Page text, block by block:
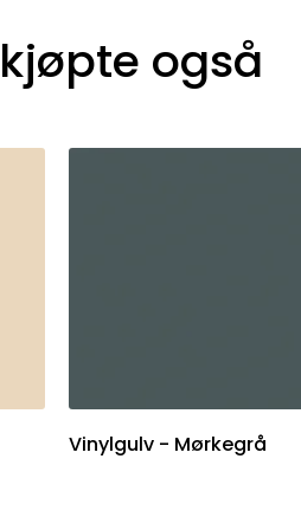
også
Vinylgulv - Mørkegrå